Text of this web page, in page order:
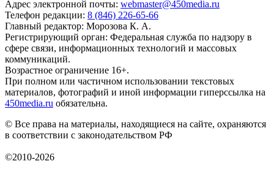
Адрес электронной почты: webmaster@450media.ru
Телефон редакции: 8 (846) 226-65-66
Главный редактор: Морозова К. А.
Регистрирующий орган: Федеральная служба по надзору в
сфере связи, информационных технологий и массовых
коммуникаций.
Возрастное ограничение 16+.
При полном или частичном использовании текстовых
материалов, фотографий и иной информации гиперссылка на
450media.ru обязательна.
© Все права на материалы, находящиеся на сайте, охраняются
в соответствии с законодательством РФ
©2010-2026